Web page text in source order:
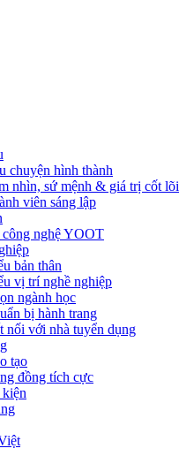
chuyện hình thành
nhìn, sứ mệnh & giá trị cốt lõi
viên sáng lập
công nghệ YOOT
bản thân
vị trí nghề nghiệp
ngành học
bị hành trang
nối với nhà tuyển dụng
tạo
đồng tích cực
kiện